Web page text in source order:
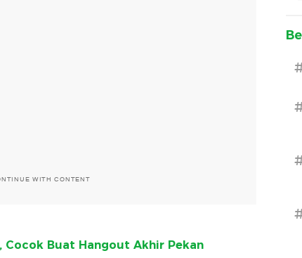
WITH CONTENT
Cocok Buat Hangout Akhir Pekan